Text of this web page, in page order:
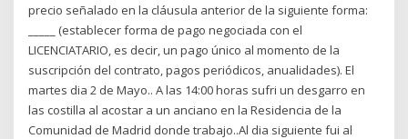
precio señalado en la cláusula anterior de la siguiente forma:
_____ (establecer forma de pago negociada con el
LICENCIATARIO, es decir, un pago único al momento de la
suscripción del contrato, pagos periódicos, anualidades). El
martes dia 2 de Mayo.. A las 14:00 horas sufri un desgarro en
las costilla al acostar a un anciano en la Residencia de la
Comunidad de Madrid donde trabajo..Al dia siguiente fui al